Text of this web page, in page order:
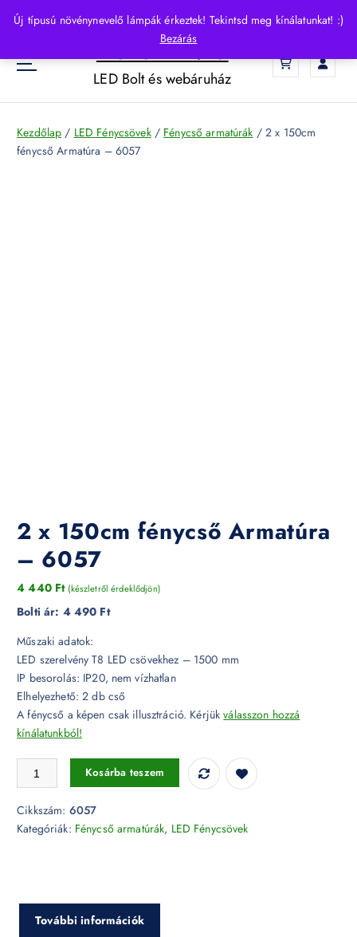
Új típusú növénynevelő lámpák érkeztek! Tekintsd meg kínálatunkat! :)
Bezárás
p
o
HelloLED.hu
LED Bolt és webáruház
Kezdőlap / LED Fénycsövek/ Fénycső armatúrák / 2 x 150cm
fénycső Armatúra – 6057
2 x 150cm fénycső Armatúra
– 6057
4 440 Ft (készletről érdeklődjön)
Bolti ár: 4 490 Ft
Műszaki adatok:
LED szerelvény T8 LED csövekhez – 1500 mm
IP besorolás: IP20, nem vízhatlan
Elhelyezhető: 2 db cső
A fénycső a képen csak illusztráció. Kérjükválasszon hozzá
kínálatunkból!
2 x 150cm fénycső Armatúra - 6057 mennyiség
Kosárba teszem
Cikkszám: 6057
Kategóriák: Fénycső armatúrák, LED Fénycsövek
További információk